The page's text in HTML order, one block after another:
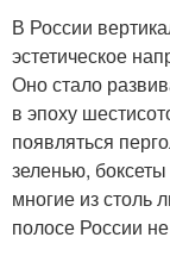
В России
эстетическое
Оно стало
в эпоху
появляться
зеленью,
многие из столь
полосе России